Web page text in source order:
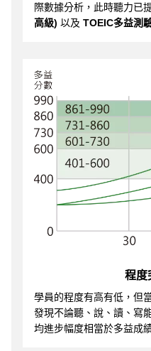
際數據分析，此時聽力已
高級) 以及 TOEIC多益測
程度
學員的程度有高有低，但
發現不論聽、說、讀、寫
均進步幅度相當於多益成